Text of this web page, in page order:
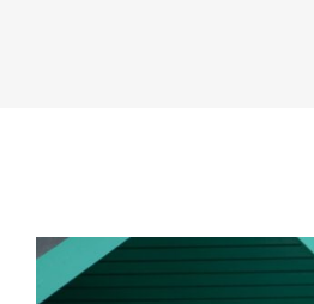
Zeige
grösseres